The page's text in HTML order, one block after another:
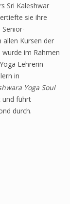
Sri Kaleshwar
sie ihre
Senior-
allen Kursen der
im Rahmen
Lehrerin
in
Yoga Soul
und führt
durch.